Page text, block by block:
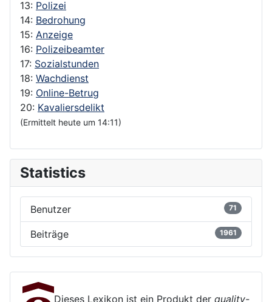
13: Polizei
14: Bedrohung
15: Anzeige
16: Polizeibeamter
17: Sozialstunden
18: Wachdienst
19: Online-Betrug
20: Kavaliersdelikt
(Ermittelt heute um 14:11)
Statistics
Benutzer 71
Beiträge 1961
Dieses Lexikon ist ein Produkt der quality-